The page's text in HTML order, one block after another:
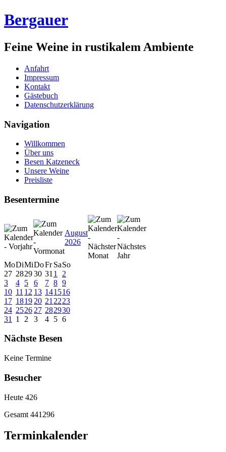
Bergauer
Feine Weine in rustikalem Ambiente
Anfahrt
Impressum
Kontakt
Gästebuch
Datenschutzerklärung
Navigation
Willkommen
Über uns
Besen Katzeneck
Unsere Weine
Preisliste
Besentermine
August
2026
MoDiMiDoFr SaSo
27 282930 31 1
2
3
4 5 6 7 8 9
10 11 12 13 141516
17 1819 20 21 2223
24 2526 27 282930
31
1 2 3 4 5 6
Nächste Besen
Keine Termine
Besucher
Heute 426
Gesamt 441296
Terminkalender